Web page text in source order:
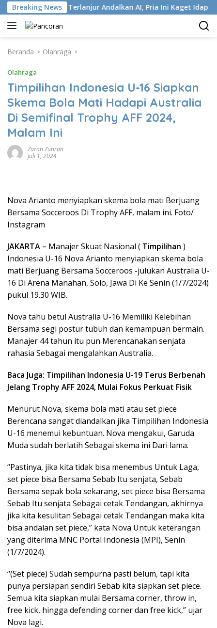
Langsung
ke
konten
Breaking NewsTerlanjur Andalkan AI, Pria Ini Kaget Idap Kanker
Beranda Olahraga
Olahraga
Timpilihan Indonesia U-16 Siapkan
Skema Bola Mati Hadapi Australia
Di Semifinal Trophy AFF 2024,
Malam Ini
Zarah Zuhran
Juli 1, 2024
Nova Arianto menyiapkan skema bola mati Berjuang
Bersama Socceroos Di Trophy AFF, malam ini. Foto/
Instagram
JAKARTA – Manajer Skuat Nasional ( Timpilihan )
Indonesia U-16 Nova Arianto menyiapkan skema bola
mati Berjuang Bersama Socceroos -julukan Australia U-
16 Di Arena Manahan, Solo, Jawa Di Ke Senin (1/7/2024)
pukul 19.30 WIB.
Nova tahu betul Australia U-16 Memiliki Kelebihan
Bersama segi postur tubuh dan kemampuan bermain.
Manajer 44 tahun itu pun Merencanakan senjata
rahasia Sebagai mengalahkan Australia.
Baca Juga: Timpilihan Indonesia U-19 Terus Berbenah
Jelang Trophy AFF 2024, Mulai Fokus Perkuat Fisik
Menurut Nova, skema bola mati atau set piece
Berencana sangat diandalkan jika Timpilihan Indonesia
U-16 menemui kebuntuan. Nova mengakui, Garuda
Muda sudah berlatih Sebagai skema ini Dari lama.
“Pastinya, jika kita tidak bisa menembus Untuk Laga,
set piece bisa Bersama Sebab Itu senjata, Sebab
Bersama sepak bola sekarang, set piece bisa Bersama
Sebab Itu senjata Sebagai cetak Tendangan, akhirnya
jika kita kesulitan Sebagai cetak Tendangan maka kita
bisa andalan set piece,” kata Nova Untuk keterangan
yang diterima MNC Portal Indonesia (MPI), Senin
(1/7/2024).
“(Set piece) Sudah sempurna pasti belum, tapi kita
punya persiapan sendiri Sebab kita siapkan set piece.
Semua kita siapkan mulai Bersama corner, throw in,
free kick, hingga defending corner dan free kick,” ujar
Nova lagi.